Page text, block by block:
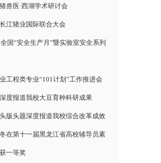
兽医·西湖学术研讨会
江猪业国际联合大会
国“安全生产月”暨实验室安全系列
工程类专业“101计划”工作推进会
度报道我校大豆育种科研成果
版头题深度报道我校综合改革成效
在第十一届黑龙江省高校辅导员素
一等奖